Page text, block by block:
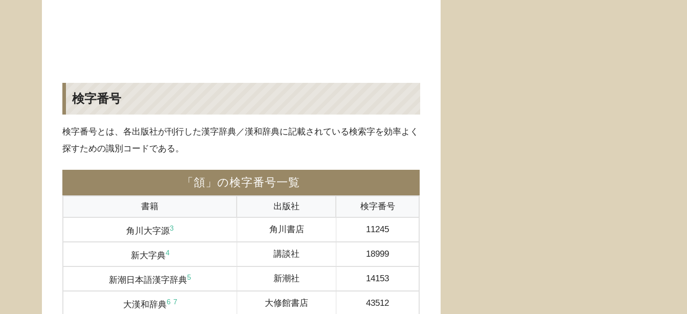
検字番号
検字番号とは、各出版社が刊行した漢字辞典／漢和辞典に記載されている検索字を効率よく
探すための識別コードである。
「頷」の検字番号一覧
書籍 出版社 検字番号
角川大字源3 角川書店 11245
新大字典4 講談社 18999
新潮日本語漢字辞典5 新潮社 14153
大漢和辞典6 7 大修館書店 43512